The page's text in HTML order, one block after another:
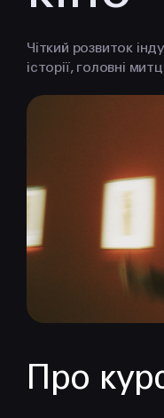
КОНТАКТИ
+38 097 015
+38 099
INSTAGRAM
Чіткий розвиток
історії, головні
Про